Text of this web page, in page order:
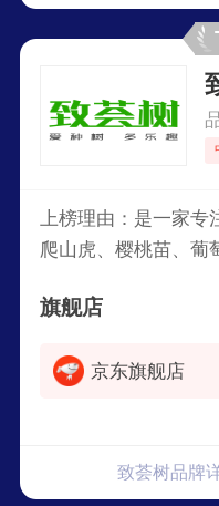
上榜理由：是一家专
爬山虎、樱桃苗、葡
旗舰店
京东旗舰店
致荟树品牌